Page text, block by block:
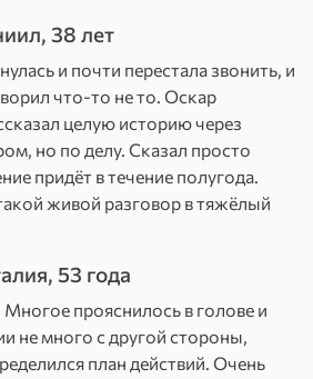
эмоций и обид
в паре
: позитивная энергия,
глубоким и
отношениям.
счастья
эмоций для
пары.
ваши отношения на
38 лет
и почти перестала звонить, и
что-то не то. Оскар
целую историю через
но по делу. Сказал просто
придёт в течение полугода.
живой разговор в тяжёлый
53 года
прояснилось в голове и
не много с другой стороны,
план действий. Очень